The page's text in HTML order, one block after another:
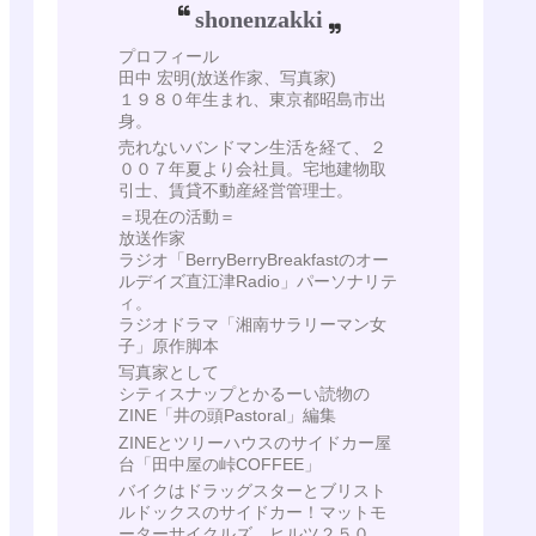
shonenzakki
プロフィール
田中 宏明(放送作家、写真家)
１９８０年生まれ、東京都昭島市出
身。
売れないバンドマン生活を経て、２
００７年夏より会社員。宅地建物取
引士、賃貸不動産経営管理士。
＝現在の活動＝
放送作家
ラジオ「BerryBerryBreakfastのオー
ルデイズ直江津Radio」パーソナリテ
ィ。
ラジオドラマ「湘南サラリーマン女
子」原作脚本
写真家として
シティスナップとかるーい読物の
ZINE「井の頭Pastoral」編集
ZINEとツリーハウスのサイドカー屋
台「田中屋の峠COFFEE」
バイクはドラッグスターとブリスト
ルドックスのサイドカー！マットモ